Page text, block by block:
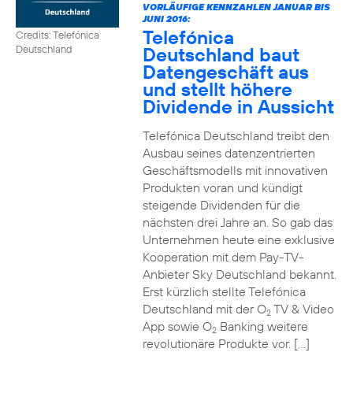
Credits: Telefónica
Deutschland
VORLÄUFIGE KENNZAHLEN JANUAR BIS
JUNI 2016:
Telefónica
Deutschland baut
Datengeschäft aus
und stellt höhere
Dividende in Aussicht
Telefónica Deutschland treibt den
Ausbau seines datenzentrierten
Geschäftsmodells mit innovativen
Produkten voran und kündigt
steigende Dividenden für die
nächsten drei Jahre an. So gab das
Unternehmen heute eine exklusive
Kooperation mit dem Pay-TV-
Anbieter Sky Deutschland bekannt.
Erst kürzlich stellte Telefónica
Deutschland mit der O2TV & Video
App sowie O2Banking weitere
revolutionäre Produkte vor. […]